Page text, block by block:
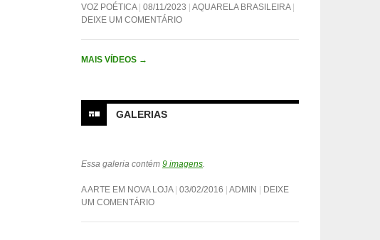
b
o
o
t
e
r
e
d
I
s
A
p
VOZ POÉTICA
08/11/2023
AQUARELA BRASILEIRA
DEIXE UM COMENTÁRIO
MAIS VÍDEOS →
GALERIAS
Essa galeria contém 9 imagens
A ARTE EM NOVA LOJA 03/02/2016 ADMIN
DEIXE
UM COMENTÁRIO